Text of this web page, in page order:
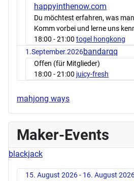
happyinthenow.com
Du möchtest erfahren, was
Komm vorbei und lerne uns
18:00 - 21:00 togel hongkong
1.September.2026bandarqq
Offen (für Mitglieder)
18:00 - 21:00 juicy-fresh
mahjong ways
Maker-Events
blackjack
15. August 2026 - 16. August